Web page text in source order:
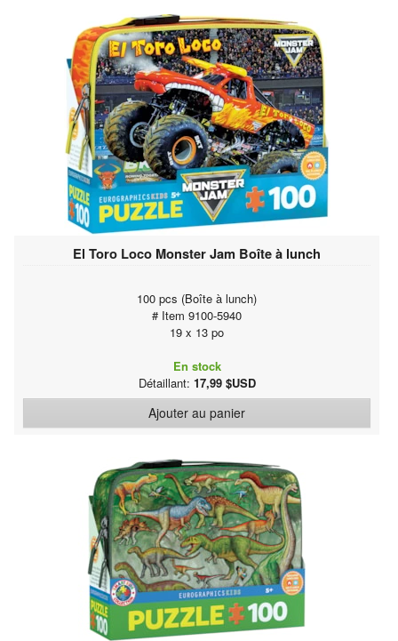
El Toro Loco Monster Jam Boîte à lunch
100 pcs (Boîte à lunch)
# Item 9100-5940
19 x 13 po
En stock
Détaillant: 17,99 $USD
Ajouter au panier